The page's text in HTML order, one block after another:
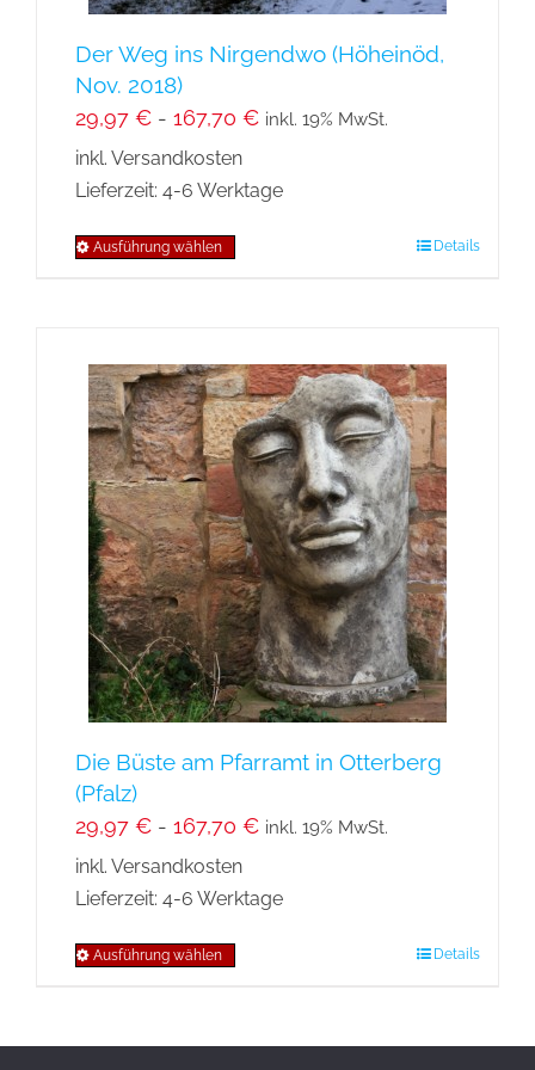
werden
Der Weg ins Nirgendwo (Höheinöd,
Nov. 2018)
29,97 € - 167,70 € inkl. 19% MwSt.
inkl. Versandkosten
Lieferzeit: 4-6 Werktage
Ausführung wählen
mehrere
Varianten
auf.
Die
Optionen
können
auf
der
Produktseite
gewählt
werden
Details
Die Büste am Pfarramt in Otterberg
(Pfalz)
29,97 € - 167,70 € inkl. 19% MwSt.
inkl. Versandkosten
Lieferzeit: 4-6 Werktage
Ausführung wählen Details